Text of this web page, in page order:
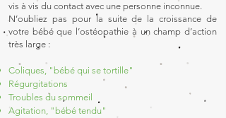
vis à vis du contact avec une personne inconnue.
N’oubliez pas pour la suite de la croissance de
votre bébé que l’ostéopathie à un champ d’action
très large :
Coliques, "bébé qui se tortille"
Régurgitations
Troubles du sommeil
Agitation, "bébé tendu"